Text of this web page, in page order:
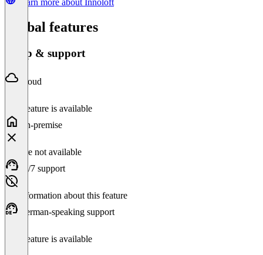
Global features
Setup & support
Cloud
This feature is available
On-premise
Feature not available
24/7 support
No information about this feature
German-speaking support
This feature is available